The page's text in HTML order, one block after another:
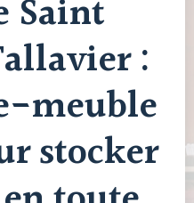
Saint
:
meuble
stocker